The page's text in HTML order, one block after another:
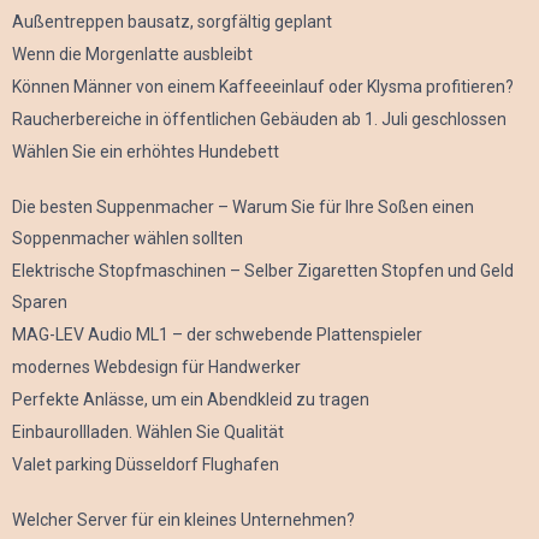
Außentreppen bausatz, sorgfältig geplant
Wenn die Morgenlatte ausbleibt
Können Männer von einem Kaffeeeinlauf oder Klysma profitieren?
Raucherbereiche in öffentlichen Gebäuden ab 1. Juli geschlossen
Wählen Sie ein erhöhtes Hundebett
Die besten Suppenmacher – Warum Sie für Ihre Soßen einen
Soppenmacher wählen sollten
Elektrische Stopfmaschinen – Selber Zigaretten Stopfen und Geld
Sparen
MAG-LEV Audio ML1 – der schwebende Plattenspieler
modernes Webdesign für Handwerker
Perfekte Anlässe, um ein Abendkleid zu tragen
Einbaurollladen. Wählen Sie Qualität
Valet parking Düsseldorf Flughafen
Welcher Server für ein kleines Unternehmen?